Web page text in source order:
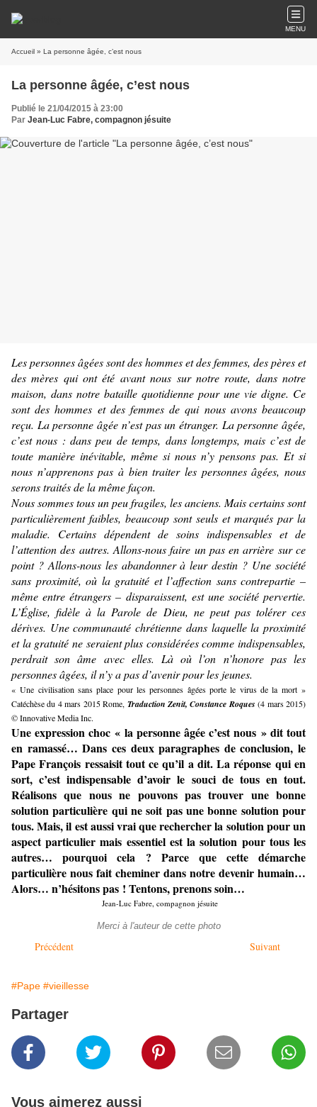
MENU
Accueil » La personne âgée, c’est nous
La personne âgée, c’est nous
Publié le 21/04/2015 à 23:00
Par Jean-Luc Fabre, compagnon jésuite
Les personnes âgées sont des hommes et des femmes, des pères et
des mères qui ont été avant nous sur notre route, dans notre
maison, dans notre bataille quotidienne pour une vie digne. Ce
sont des hommes et des femmes de qui nous avons beaucoup
reçu. La personne âgée n’est pas un étranger. La personne âgée,
c’est nous : dans peu de temps, dans longtemps, mais c’est de
toute manière inévitable, même si nous n’y pensons pas. Et si
nous n’apprenons pas à bien traiter les personnes âgées, nous
serons traités de la même façon.
Nous sommes tous un peu fragiles, les anciens. Mais certains sont
particulièrement faibles, beaucoup sont seuls et marqués par la
maladie. Certains dépendent de soins indispensables et de
l’attention des autres. Allons-nous faire un pas en arrière sur ce
point ? Allons-nous les abandonner à leur destin ? Une société
sans proximité, où la gratuité et l’affection sans contrepartie –
même entre étrangers – disparaissent, est une société pervertie.
L’Église, fidèle à la Parole de Dieu, ne peut pas tolérer ces
dérives. Une communauté chrétienne dans laquelle la proximité
et la gratuité ne seraient plus considérées comme indispensables,
perdrait son âme avec elles. Là où l’on n’honore pas les
personnes âgées, il n’y a pas d’avenir pour les jeunes.
« Une civilisation sans place pour les personnes âgées porte le virus de la mort »
Catéchèse du 4 mars 2015 Rome, Traduction Zenit, Constance Roques(4 mars 2015)
© Innovative Media Inc.
Une expression choc « la personne âgée c’est nous » dit tout
en ramassé… Dans ces deux paragraphes de conclusion, le
Pape François ressaisit tout ce qu’il a dit. La réponse qui en
sort, c’est indispensable d’avoir le souci de tous en tout.
Réalisons que nous ne pouvons pas trouver une bonne
solution particulière qui ne soit pas une bonne solution pour
tous. Mais, il est aussi vrai que rechercher la solution pour un
aspect particulier mais essentiel est la solution pour tous les
autres… pourquoi cela ? Parce que cette démarche
particulière nous fait cheminer dans notre devenir humain…
Alors… n’hésitons pas ! Tentons, prenons soin…
Jean-Luc Fabre, compagnon jésuite
Merci à l'auteur de cette photo
Précédent Suivant
#Pape #vieillesse
Partager
Vous aimerez aussi